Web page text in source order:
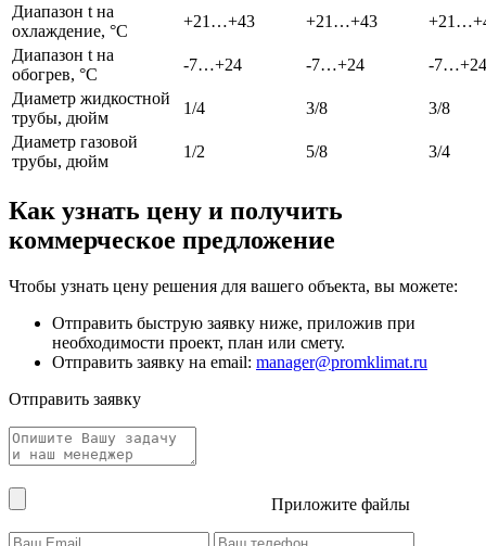
Диапазон t на
охлаждение, °С
+21…+43 +21…+43
Диапазон t на
обогрев, °С
-7…+24 -7…+24
-7…+24
Диаметр жидкостной
трубы, дюйм
1/4 3/8
3/8
Диаметр газовой
трубы, дюйм
1/2 5/8 3/4
Как узнать цену и получить
коммерческое предложение
Чтобы узнать цену решения для вашего объекта, вы можете:
Отправить быструю заявку ниже, приложив при
необходимости проект, план или смету.
Отправить заявку на email: manager@promklimat.ru
Отправить заявку
Приложите файлы